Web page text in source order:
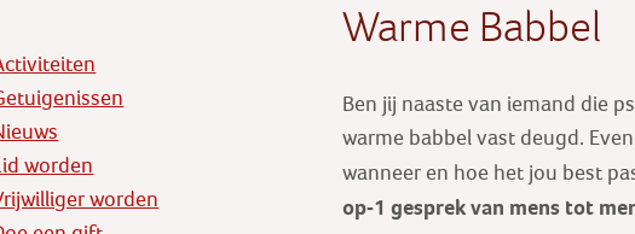
worden
worden
Warme Babbel
Ben jij naaste van iemand die
warme babbel vast deugd.
wanneer en hoe het jou best
op-1 gesprek van mens tot